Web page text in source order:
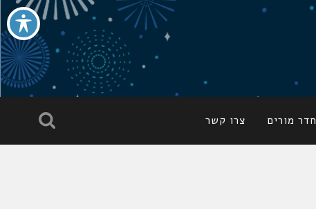
חדר מורים צרו קשר